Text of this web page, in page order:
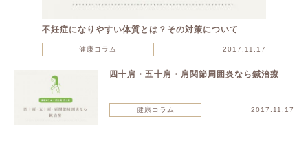
不妊症になりやすい体質とは？その対策について
健康コラム 2017.11.17
四十肩・五十肩・肩関節周囲炎なら鍼治療
健康コラム 2017.11.17